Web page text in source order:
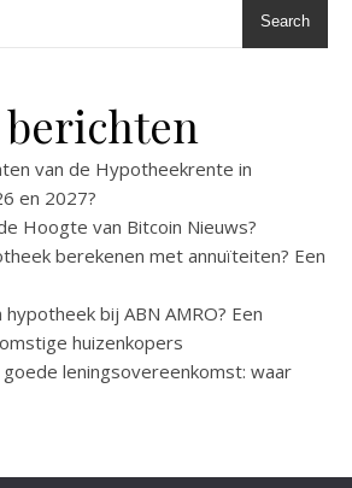
Search
van de Hypotheekrente in
en 2027?
Hoogte van Bitcoin Nieuws?
berekenen met annuïteiten? Een
bij ABN AMRO? Een
huizenkopers
leningsovereenkomst: waar